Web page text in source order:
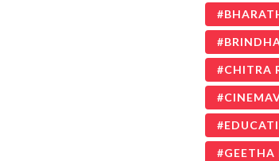
CHITRA
GEETHA